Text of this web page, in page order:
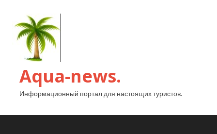
Aqua-news.
Информационный портал для настоящих туристов.